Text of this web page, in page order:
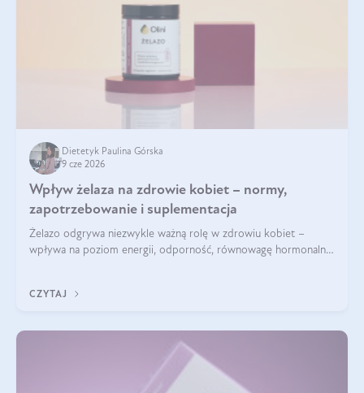
Dietetyk Paulina Górska
9 cze 2026
Wpływ żelaza na zdrowie kobiet – normy,
zapotrzebowanie i suplementacja
Żelazo odgrywa niezwykle ważną rolę w zdrowiu kobiet –
wpływa na poziom energii, odporność, równowagę hormonalną
zawrotów głowy czy problemów z
CZYTAJ